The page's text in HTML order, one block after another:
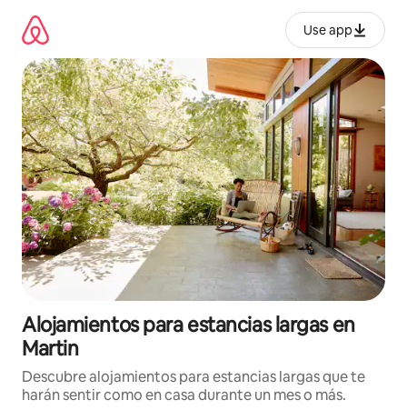
contenido
Use app
Alojamientos para estancias largas en
Martin
Descubre alojamientos para estancias largas que te
harán sentir como en casa durante un mes o más.